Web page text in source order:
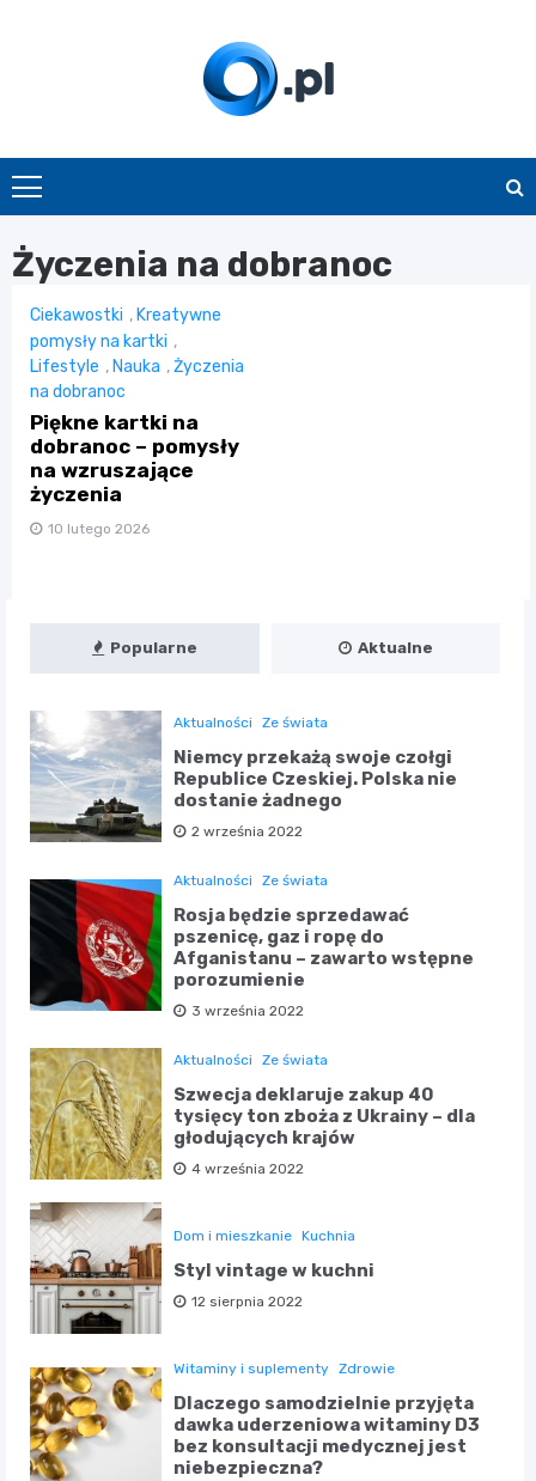
O.pl
Życzenia na dobranoc
Ciekawostki , Kreatywne
pomysły na kartki ,
Lifestyle , Nauka ,Życzenia
na dobranoc
Piękne kartki na
dobranoc – pomysły
na wzruszające
życzenia
10 lutego 2026
Popularne Aktualne
Aktualności Ze świata
Niemcy przekażą swoje czołgi
Republice Czeskiej. Polska nie
dostanie żadnego
2 września 2022
Aktualności Ze świata
Rosja będzie sprzedawać
pszenicę, gaz i ropę do
Afganistanu – zawarto wstępne
porozumienie
3 września 2022
Aktualności Ze świata
Szwecja deklaruje zakup 40
tysięcy ton zboża z Ukrainy – dla
głodujących krajów
4 września 2022
Dom i mieszkanie Kuchnia
Styl vintage w kuchni
12 sierpnia 2022
Witaminy i suplementy Zdrowie
Dlaczego samodzielnie przyjęta
dawka uderzeniowa witaminy D3
bez konsultacji medycznej jest
niebezpieczna?